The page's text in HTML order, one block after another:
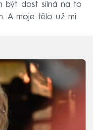
být dost silná na to
A moje tělo už mi